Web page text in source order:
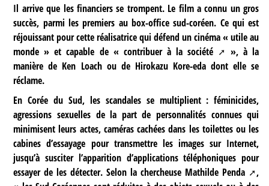
Il arrive que les financiers se trompent. Le film a connu un gros
succès, parmi les premiers au box-office sud-coréen. Ce qui est
réjouissant pour cette réalisatrice qui défend un cinéma « utile au
monde » et capable de « contribuer à la société
», à la
manière de Ken Loach ou de Hirokazu Kore-eda dont elle se
réclame.
En Corée du Sud, les scandales se multiplient : féminicides,
agressions sexuelles de la part de personnalités connues qui
minimisent leurs actes, caméras cachées dans les toilettes ou les
cabines d’essayage pour transmettre les images sur Internet,
jusqu’à susciter l’apparition d’applications téléphoniques pour
essayer de les détecter. Selon la chercheuse Mathilde Penda
,